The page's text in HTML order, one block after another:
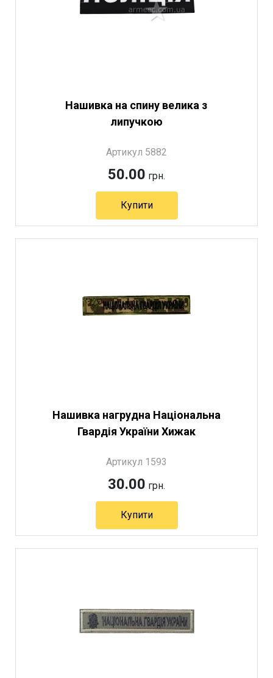
Нашивка на спину велика з
липучкою
Артикул 5882
50.00 грн.
Купити
Нашивка нагрудна Національна
Гвардія України Хижак
Артикул 1593
30.00 грн.
Купити